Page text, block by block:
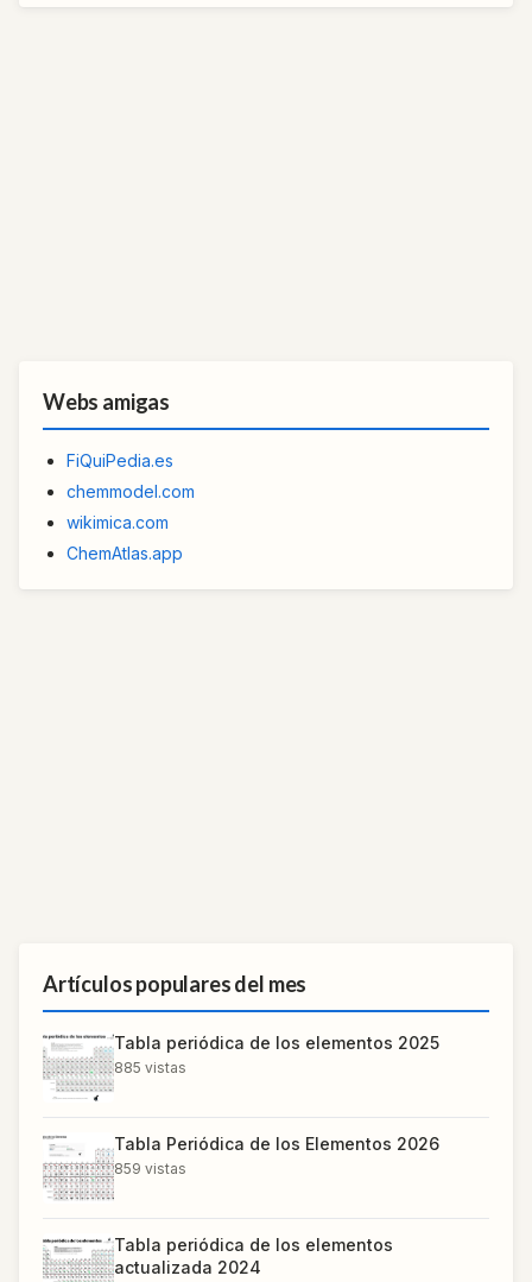
Webs amigas
FiQuiPedia.es
chemmodel.com
wikimica.com
ChemAtlas.app
Artículos populares del mes
Tabla periódica de los elementos 2025
885 vistas
Tabla Periódica de los Elementos 2026
859 vistas
Tabla periódica de los elementos
actualizada 2024